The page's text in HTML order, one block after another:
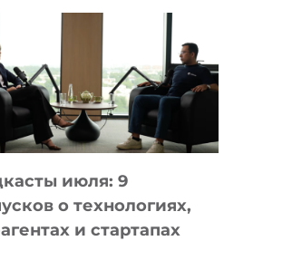
2026:
10
ЛУЧШИХ
ДЛЯ
УЧЕБЫ
июля: 9
о технологиях,
и стартапах